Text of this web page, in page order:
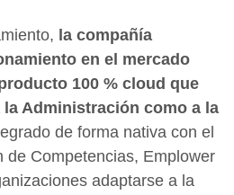
la compañía
en el mercado
100 % cloud que
Administración como a la
de forma nativa con el
de Competencias, Emplower
adaptarse a la